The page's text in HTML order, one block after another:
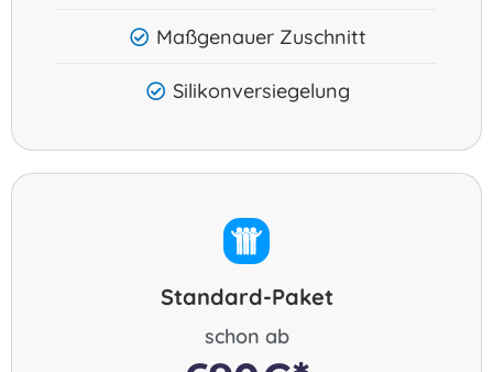
Maßgenauer Zuschnitt
Silikonversiegelung
Standard-Paket
schon ab